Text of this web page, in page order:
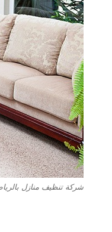
شركة تنظيف منازل